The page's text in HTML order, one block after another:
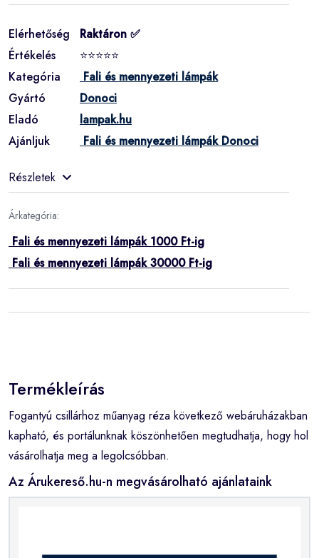
Elérhetőség
Raktáron ✅
Értékelés
⭐⭐⭐⭐⭐
Kategória
Fali és mennyezeti lámpák
Gyártó
Donoci
Eladó
lampak.hu
Ajánljuk
Fali és mennyezeti lámpák Donoci
Részletek
Árkategória:
Fali és mennyezeti lámpák 1000 Ft-ig
Fali és mennyezeti lámpák 30000 Ft-ig
Termékleírás
Fogantyú csillárhoz műanyag réza következő webáruházakban
kapható, és portálunknak köszönhetően megtudhatja, hogy hol
vásárolhatja meg a legolcsóbban.
Az Árukereső.hu-n megvásárolható ajánlataink